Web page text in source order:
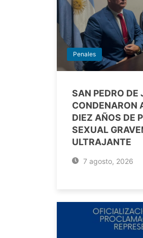
Penales
SAN PEDRO DE
CONDENARON
DIEZ AÑOS DE
SEXUAL
ULTRAJANTE
7 agosto, 2026